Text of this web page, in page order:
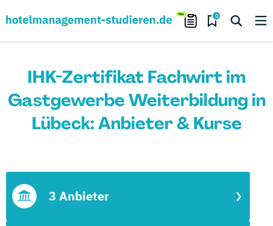
0
IHK-Zertifikat Fachwirt im
Gastgewerbe Weiterbildung in
Lübeck: Anbieter & Kurse
3 Anbieter